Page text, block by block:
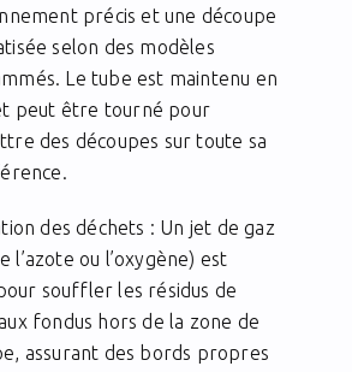
précis et une découpe
selon des modèles
Le tube est maintenu en
peut être tourné pour
des découpes sur toute sa
des déchets : Un jet de gaz
l’azote ou l’oxygène) est
souffler les résidus de
fondus hors de la zone de
assurant des bords propres